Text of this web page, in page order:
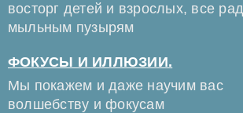
восторг детей и взрослых, все
мыльным пузырям
ФОКУСЫ И ИЛЛЮЗИИ.
Мы покажем и даже научим вас
волшебству и фокусам